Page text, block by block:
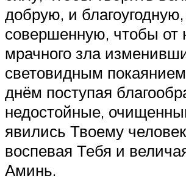
добрую, и
совершенную, чтобы от
мрачного зла
световидным
днём поступая
недостойные,
явились Твоему
воспевая Тебя и
Аминь.